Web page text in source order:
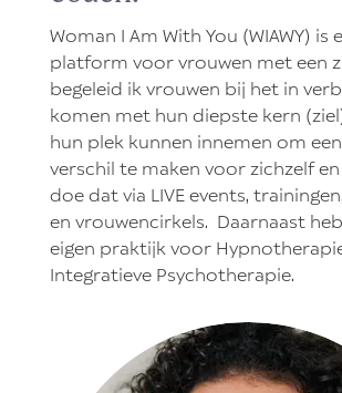
Woman I Am With You (WIAWY) is
platform voor vrouwen met een
begeleid ik vrouwen bij het in
komen met hun diepste kern
hun plek kunnen innemen om
verschil te maken voor zichzelf
doe dat via LIVE events,
en vrouwencirkels. Daarnaast
eigen praktijk voor
Integratieve Psychotherapie.